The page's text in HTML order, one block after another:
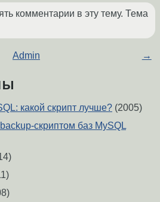
комментарии в эту тему. Тема
Admin →
какой скрипт лучше? (2005)
скриптом баз MySQL